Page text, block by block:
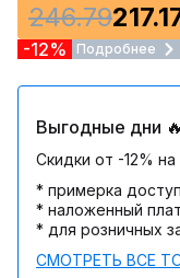
246.79
-12% Подробнее
Выгодные дни 🔥
Скидки от -12%
* примерка
* наложенный
* для розничных
СМОТРЕТЬ ВСЕ